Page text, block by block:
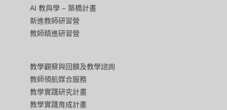
AI 教與學 – 築橋計畫
新進教師研習營
教師精進研習營
教學觀察與回饋及教學諮詢
教師領航媒合服務
教學實踐研究計畫
教學實踐育成計畫